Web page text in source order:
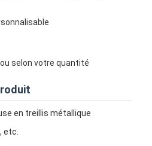
selon votre quantité
en treillis métallique
etc.